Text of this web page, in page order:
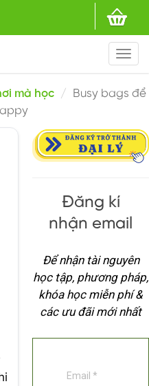
mà học
Busy bags để
Đăng kí
nhận email
Để nhận tài nguyên
học tập, phương pháp,
khóa học miễn phí &
các ưu đãi mới nhất